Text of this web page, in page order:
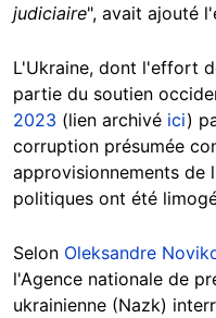
judiciaire", avait ajouté
L'Ukraine, dont l'effort
partie du soutien
2023 (lien archivé ici)
corruption présumée
approvisionnements de
politiques ont été
Selon Oleksandre
l'Agence nationale de
ukrainienne (Nazk)